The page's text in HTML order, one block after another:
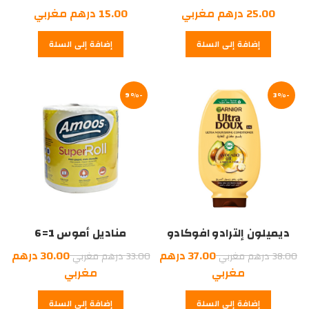
25.00 درهم مغربي
إضافة إلى السلة
15.00 درهم مغربي
إضافة إلى السلة
-3%
ديميلون إلترادو افوكادو
200 ملل 38.00درهم مغربيالسعر
الأصلي
هو:
37.00درهم
مغربي
الحالي
إضافة إلى السلة
-9%
مناديل أموس 1=6
33.00درهم مغربيالسعر
الأصلي
هو:
30.00درهم
مغربي
الحالي
إضافة إلى السلة